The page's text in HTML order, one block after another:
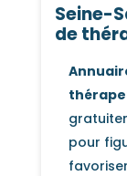
Seine-
de
pour